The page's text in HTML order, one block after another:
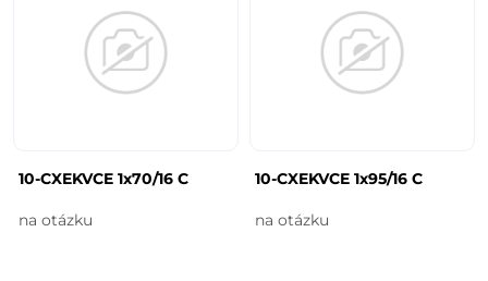
10-CXEKVCE 1x70/16 C
na otázku
10-CXEKVCE 1x95/16 C
na otázku